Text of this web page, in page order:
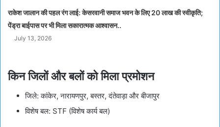
राकेश जालान की पहल रंग लाई: केसरवानी समाज भवन के लिए 20 लाख की स्वीकृति;
पेंड्रा बाईपास पर भी मिला सकारात्मक आश्वासन..
July 13, 2026
किन जिलों और बलों को मिला प्रमोशन
जिले: कांकेर, नारायणपुर, बस्तर, दंतेवाड़ा और बीजापुर
विशेष बल: STF (विशेष कार्य बल)